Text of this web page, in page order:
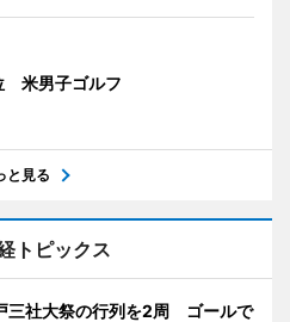
米男子ゴルフ
と見る
トピックス
三社大祭の行列を2周 ゴールで